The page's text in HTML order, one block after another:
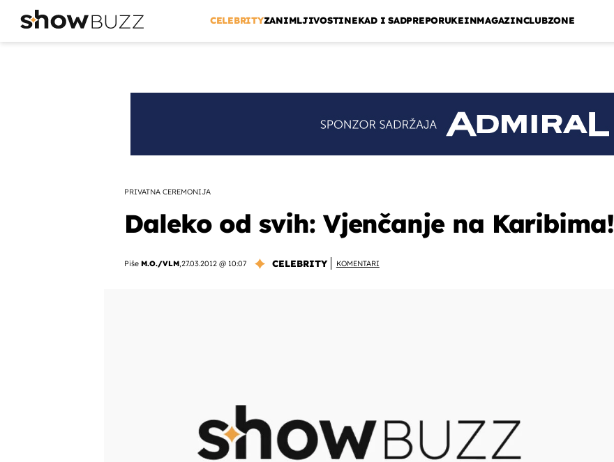
CELEBRITYZANIMLJIVOSTINEKAD I SADPREPORUKEINMAGAZINCLUBZONE
PRIVATNA CEREMONIJA
Daleko od svih: Vjenčanje na Karibima!
Piše M.O./VLM,27.03.2012 @ 10:07 CELEBRITY KOMENTARI